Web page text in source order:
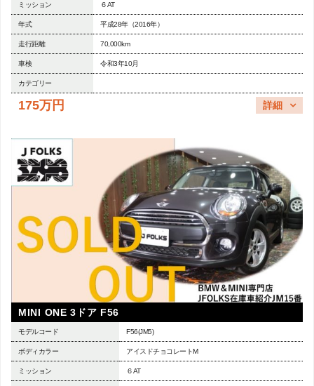
ミッション ６AT
年式 平成28年（2016年）
走行距離 70,000km
車検 令和3年10月
カテゴリー
175万円 詳細
MINI ONE 3ドア F56
モデルコード F56(JM5)
ボディカラー アイスドチョコレートM
ミッション ６AT